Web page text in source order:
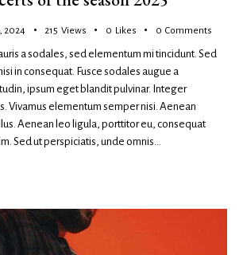
2024 215 Views 0 Likes 0 Comments
a sodales, sed elementum mi tincidunt. Sed
in consequat. Fusce sodales augue a
ipsum eget blandit pulvinar. Integer
Vivamus elementum semper nisi. Aenean
Aenean leo ligula, porttitor eu, consequat
Sed ut perspiciatis, unde omnis…